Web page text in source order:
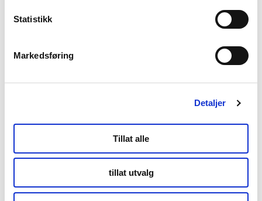
Statistikk
Markedsføring
Detaljer
Tillat alle
tillat utvalg
post@nordnorge.com
Kontor Bodø
Tollbugata 13, Bodø